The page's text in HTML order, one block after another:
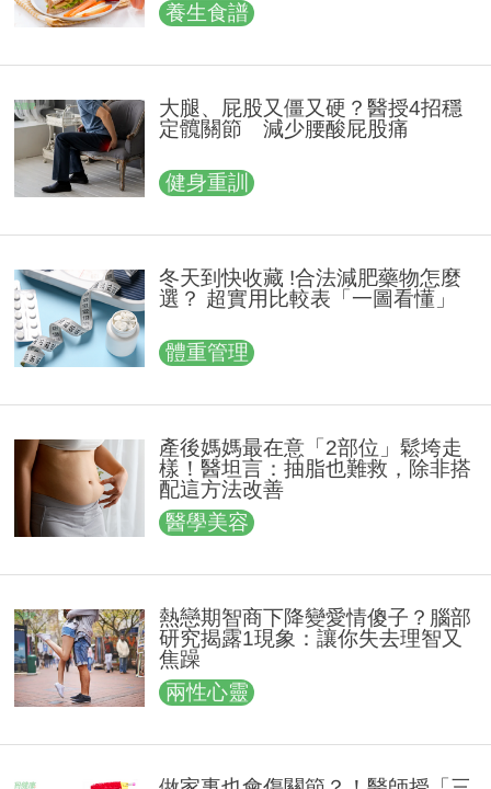
養生食譜
大腿、屁股又僵又硬？醫授4招穩
定髖關節 減少腰酸屁股痛
健身重訓
冬天到快收藏 !合法減肥藥物怎麼
選？ 超實用比較表「一圖看懂」
體重管理
產後媽媽最在意「2部位」鬆垮走
樣！醫坦言：抽脂也難救，除非搭
配這方法改善
醫學美容
熱戀期智商下降變愛情傻子？腦部
研究揭露1現象：讓你失去理智又
焦躁
兩性心靈